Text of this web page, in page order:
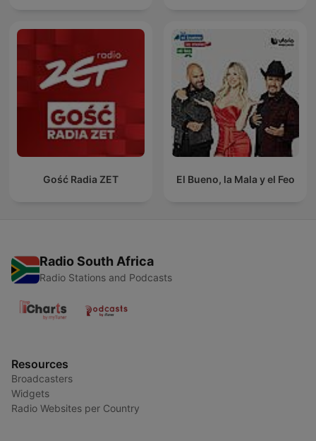
Gość Radia ZET El Bueno, la Mala y el Feo
Radio South Africa
Radio Stations and Podcasts
Resources
Broadcasters
Widgets
Radio Websites per Country